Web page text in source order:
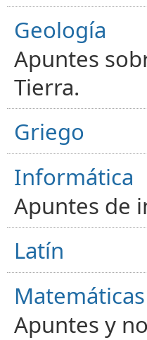
Geología
Apuntes
Tierra.
Griego
Informática
Apuntes de
Latín
Matemáticas
Apuntes y